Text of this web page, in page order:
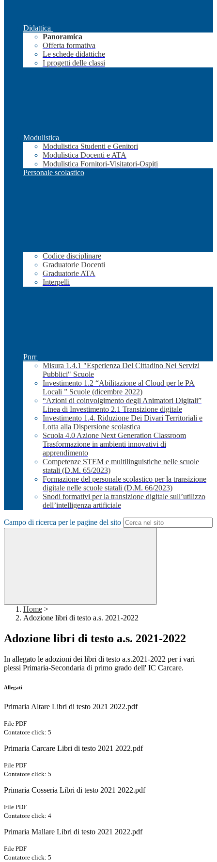
Didattica
Panoramica
Offerta formativa
Le schede didattiche
I progetti delle classi
Modulistica
Modulistica Studenti e Genitori
Modulistica Docenti e ATA
Modulistica Fornitori-Visitatori-Ospiti
Personale scolastico
Codice disciplinare
Graduatorie Docenti
Graduatorie ATA
Interpelli
Pnrr
Misura 1.4.1 "Esperienza Del Cittadino Nei Servizi
Pubblici" Scuole
Investimento 1.2 “Abilitazione al Cloud per le PA
Locali ” Scuole (dicembre 2022)
“Azioni di coinvolgimento degli Animatori Digitali”
Linea di Investimento 2.1 Transizione digitale
Investimento 1.4. Riduzione Dei Divari Territoriali e
Lotta alla Dispersione scolastica
Scuola 4.0 Azione Next Generation Classroom
Trasformazione in ambienti innovativi di
apprendimento
Competenze STEM e multilinguistiche nelle scuole
statali (D.M. 65/2023)
Formazione del personale scolastico per la transizione
digitale nelle scuole statali (D.M. 66/2023)
Snodi formativi per la transizione digitale sull’utilizzo
dell’intelligenza artificiale
Campo di ricerca per le pagine del sito
Home >
Adozione libri di testo a.s. 2021-2022
Adozione libri di testo a.s. 2021-2022
In allegato le adozioni dei libri di testo a.s.2021-2022 per i vari
plessi Primaria-Secondaria di primo grado dell' IC Carcare.
Allegati
Primaria Altare Libri di testo 2021 2022.pdf
File PDF
Contatore click: 5
Primaria Carcare Libri di testo 2021 2022.pdf
File PDF
Contatore click: 5
Primaria Cosseria Libri di testo 2021 2022.pdf
File PDF
Contatore click: 4
Primaria Mallare Libri di testo 2021 2022.pdf
File PDF
Contatore click: 5